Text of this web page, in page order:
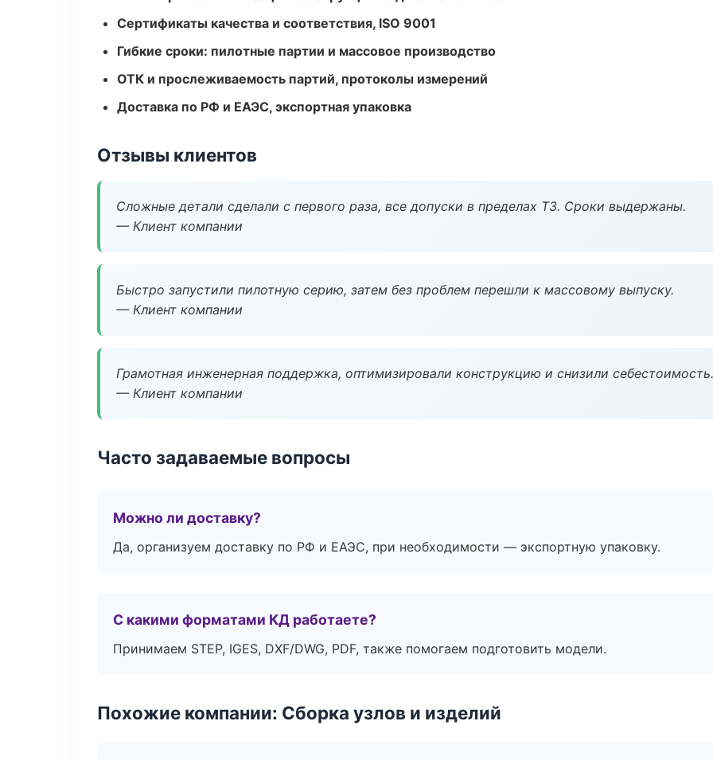
Сертификаты качества и соответствия, ISO 9001
Гибкие сроки: пилотные партии и массовое производство
ОТК и прослеживаемость партий, протоколы измерений
Доставка по РФ и ЕАЭС, экспортная упаковка
Отзывы клиентов
Сложные детали сделали с первого раза, все допуски в пределах ТЗ. Сроки выдержаны.
— Клиент компании
Быстро запустили пилотную серию, затем без проблем перешли к массовому выпуску.
— Клиент компании
Грамотная инженерная поддержка, оптимизировали конструкцию и снизили себестоимость.
— Клиент компании
Часто задаваемые вопросы
Можно ли доставку?
Да, организуем доставку по РФ и ЕАЭС, при необходимости — экспортную упаковку.
С какими форматами КД работаете?
Принимаем STEP, IGES, DXF/DWG, PDF, также помогаем подготовить модели.
Похожие компании: Сборка узлов и изделий